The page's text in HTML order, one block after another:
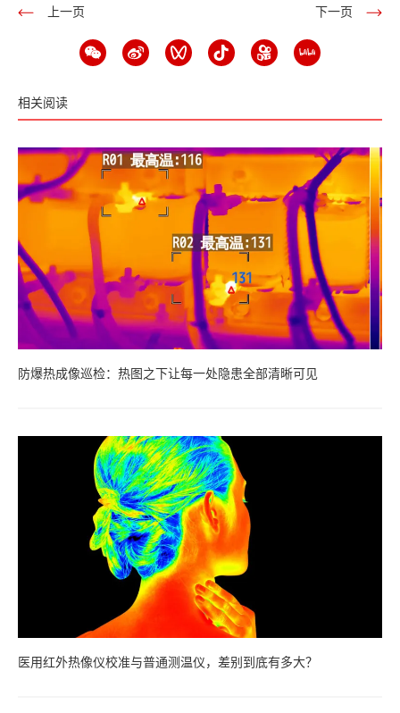
上一页 下一页
相关阅读
防爆热成像巡检：热图之下让每一处隐患全部清晰可见
医用红外热像仪校准与普通测温仪，差别到底有多大？